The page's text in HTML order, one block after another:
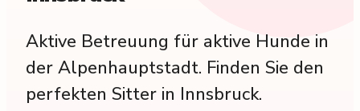
Aktive Betreuung für aktive Hunde in
der Alpenhauptstadt. Finden Sie den
perfekten Sitter in Innsbruck.